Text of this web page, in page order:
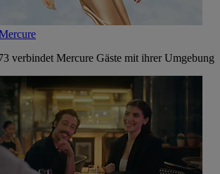
verbindet Mercure Gäste mit ihrer Umgebung